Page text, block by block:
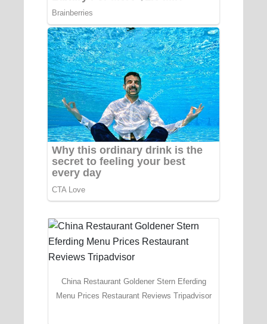
China Restaurant Goldener Stern Eferding
Menu Prices Restaurant Reviews Tripadvisor